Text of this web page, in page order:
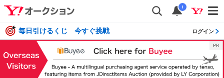
i
毎日引けるくじ 今すぐ挑戦 ログイン